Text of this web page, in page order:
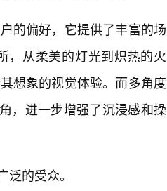
的偏好，它提供了丰富的场
，从柔美的灯光到炽热的火
想象的视觉体验。而多角度
，进一步增强了沉浸感和操
的受众。